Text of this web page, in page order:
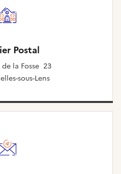
Postal
de la Fosse 23
sous-Lens